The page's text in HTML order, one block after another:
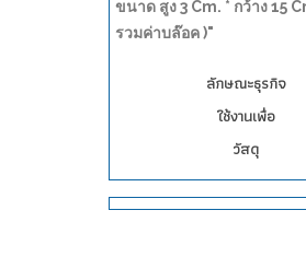
ขนาด สูง 3 Cm. * กว้าง 15
รวมค่าบล๊อค )"
ลักษณะธุรกิจ
ใช้งานเพื่อ
วัสดุ